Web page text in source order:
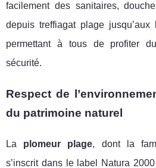
facilement des sanitaires,
depuis treffiagat plage
permettant à tous de profiter
sécurité.
Respect de
du patrimoine naturel
La plomeur plage, dont la
s’inscrit dans le label Natura